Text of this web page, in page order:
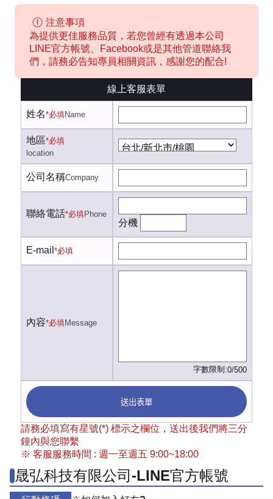
注意事項
為提供更佳服務品質，若您曾經有透過本公司
LINE官方帳號、Facebook或是其他管道聯絡我
們，請務必告知專員相關資訊，感謝您的配合!
線上客服表單
姓名*必填Name
地區*必填
location
公司名稱Company
聯絡電話*必填Phone
分機
E-mail *必填
內容*必填Message
字數限制:0/500
送出表單
請務必填寫有星號(*) 標示之欄位，送出後我們將三分
鐘內與您聯繫
※ 客服服務時間 : 週一至週五 9:00~18:00
晟弘科技有限公司-LINE官方帳號